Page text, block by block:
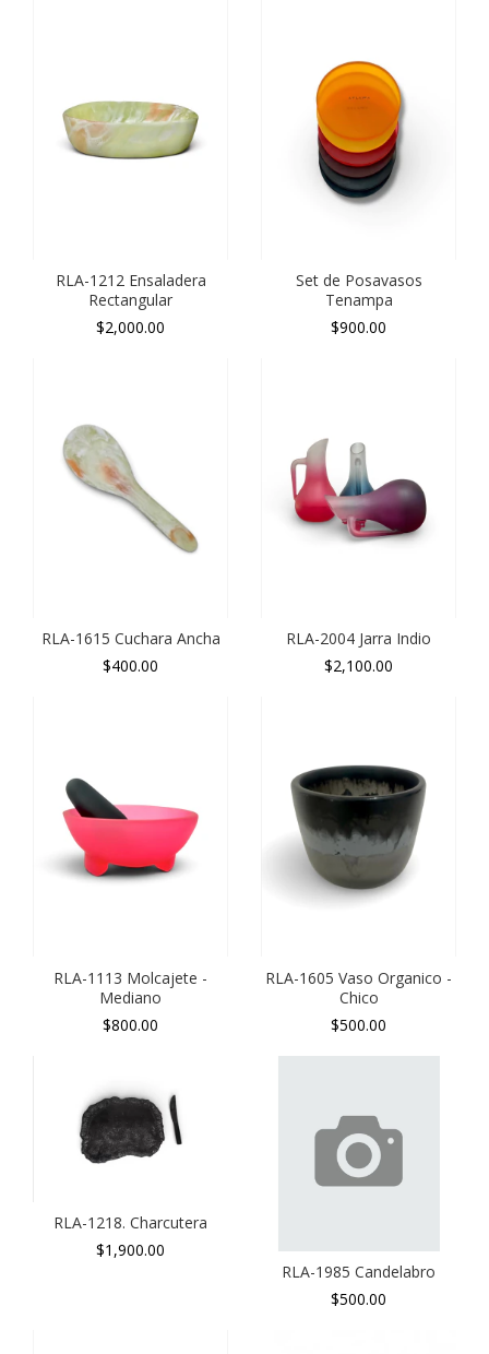
RLA-1212 Ensaladera
Rectangular
$2,000.00
Set de Posavasos
Tenampa
$900.00
RLA-1615 Cuchara Ancha
$400.00
RLA-2004 Jarra Indio
$2,100.00
RLA-1113 Molcajete -
Mediano
$800.00
RLA-1605 Vaso Organico -
Chico
$500.00
RLA-1218. Charcutera
$1,900.00
RLA-1985 Candelabro
$500.00